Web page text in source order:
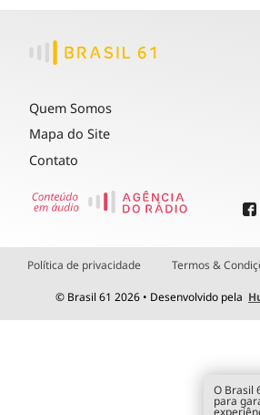
Quem Somos
Mapa do Site
Contato
Política de privacidade Termos &
© Brasil 61 2026 • Desenvolvido pela
O Brasil
para